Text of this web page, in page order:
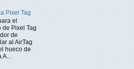
Pixel Tag
el
de Pixel Tag
de
al AirTag
hueco de
A...